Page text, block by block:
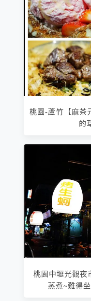
桃園-蘆竹【麻茶
的
桃園中壢光觀夜
蒸煮~難得